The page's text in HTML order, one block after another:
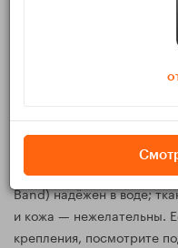
Подготовка к
точность
GPS, детекцию стилей и
.
Band) надёжен в воде;
и кожа — нежелательны.
крепления, посмотрите